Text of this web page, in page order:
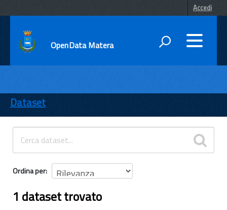
Accedi
OpenData Matera
ENTI
TEMI
INFORMAZIONI
Dataset
Ordina per
1 dataset trovato